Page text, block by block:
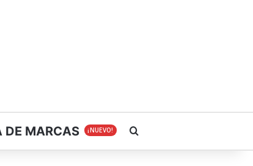
DE MARCAS ¡NUEVO!